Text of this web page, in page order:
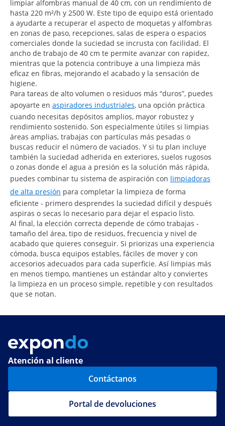
limpiar alfombras manual de 40 cm, con un rendimiento de
hasta 220 m²/h y 2500 W. Este tipo de equipo está orientado
a ayudarte a recuperar el aspecto de moquetas y alfombras
en zonas de paso, recepciones, salas de espera o espacios
comerciales donde la suciedad se incrusta con facilidad. El
ancho de trabajo de 40 cm te permite avanzar con rapidez,
mientras que la potencia contribuye a una limpieza más
eficaz en fibras, mejorando el acabado y la sensación de
higiene.
Para tareas de alto volumen o residuos más “duros”, puedes
apoyarte en aspiradores industriales, una opción práctica
cuando necesitas depósitos amplios, mayor robustez y
rendimiento sostenido. Son especialmente útiles si limpias
áreas amplias, trabajas con partículas más pesadas o
buscas reducir el número de vaciados. Y si tu plan incluye
también la suciedad adherida en exteriores, suelos rugosos
o zonas donde el agua a presión es la solución más rápida,
puedes combinar tu sistema de aspiración con limpiadoras
de alta presión para completar la limpieza de forma
eficiente - primero desprendes la suciedad difícil y después
aspiras o secas lo necesario para dejar el espacio listo.
Al final, la elección correcta depende de cómo trabajas -
tamaño del área, tipo de residuos, frecuencia y nivel de
acabado que quieres conseguir. Si priorizas una experiencia
cómoda, busca equipos estables, fáciles de mover y con
accesorios adecuados para cada superficie. Así limpias más
en menos tiempo, mantienes un estándar alto y conviertes
la limpieza en un proceso simple, repetible y con resultados
que se notan.
Atención al cliente
Contáctanos
Portal de devoluciones